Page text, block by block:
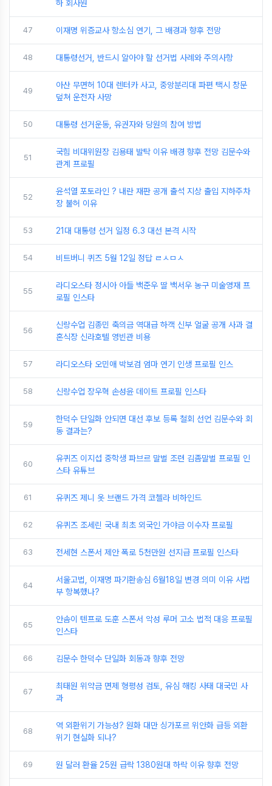
하 회사원
47 이재명 위증교사 항소심 연기, 그 배경과 향후 전망
48 대통령선거, 반드시 알아야 할 선거법 사례와 주의사항
49
아산 무면허 10대 렌터카 사고, 중앙분리대 파편 택시 창문
덮쳐 운전자 사망
50 대통령 선거운동, 유권자와 당원의 참여 방법
51
국힘 비대위원장 김용태 발탁 이유 배경 향후 전망 김문수와
관계 프로필
52
윤석열 포토라인 ? 내란 재판 공개 출석 지상 출입 지하주차
장 불허 이유
53 21대 대통령 선거 일정 6.3 대선 본격 시작
54 비트버니 퀴즈 5월 12일 정답 ㄹㅅㅁㅅ
55
라디오스타 정시아 아들 백준우 딸 백서우 농구 미술영재 프
로필 인스타
56
신랑수업 김종민 축의금 역대급 하객 신부 얼굴 공개 사과 결
혼식장 신라호텔 영빈관 비용
57 라디오스타 오민애 박보검 엄마 연기 인생 프로필 인스
58 신랑수업 장우혁 손성윤 데이트 프로필 인스타
59
한덕수 단일화 안되면 대선 후보 등록 철회 선언 김문수와 회
동 결과는?
60
유퀴즈 이지섭 중학생 파브르 말벌 조련 김좀말벌 프로필 인
스타 유튜브
61 유퀴즈 제니 옷 브랜드 가격 코첼라 비하인드
62 유퀴즈 조세린 국내 최초 외국인 가야금 이수자 프로필
63 전세현 스폰서 제안 폭로 5천만원 선지급 프로필 인스타
64
서울고법, 이재명 파기환송심 6월18일 변경 의미 이유 사법
부 항복했나?
65
안솜이 텐프로 도훈 스폰서 악성 루머 고소 법적 대응 프로필
인스타
66 김문수 한덕수 단일화 회동과 향후 전망
67
최태원 위약금 면제 형평성 검토, 유심 해킹 사태 대국민 사
과
68
역 외환위기 가능성? 원화 대만 싱가포르 위안화 급등 외환
위기 현실화 되나?
69 원 달러 환율 25원 급락 1380원대 하락 이유 향후 전망